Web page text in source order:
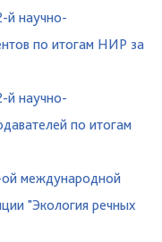
й научно-
по итогам НИР за
й научно-
по итогам
ой международной
"Экология речных